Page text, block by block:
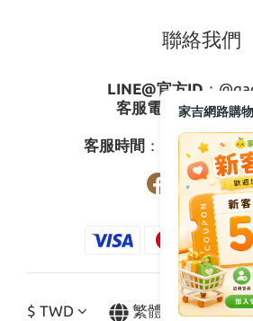
聯絡我們
LINE@官方ID ：
客服電話 ：0800-
客服時間 ：週一至週五
$ TWD 繁體中文
家吉網路購物